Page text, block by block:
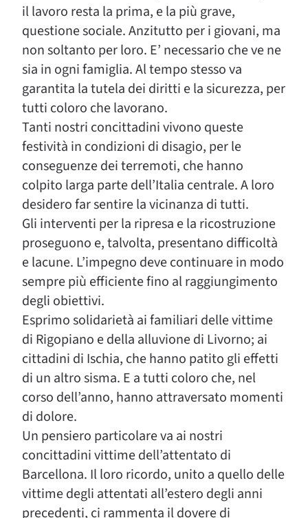
il lavoro resta la prima, e la più grave,
questione sociale. Anzitutto per i giovani, ma
non soltanto per loro. E’ necessario che ve ne
sia in ogni famiglia. Al tempo stesso va
garantita la tutela dei diritti e la sicurezza, per
tutti coloro che lavorano.
Tanti nostri concittadini vivono queste
festività in condizioni di disagio, per le
conseguenze dei terremoti, che hanno
colpito larga parte dell’Italia centrale. A loro
desidero far sentire la vicinanza di tutti.
Gli interventi per la ripresa e la ricostruzione
proseguono e, talvolta, presentano difficoltà
e lacune. L’impegno deve continuare in modo
sempre più efficiente fino al raggiungimento
degli obiettivi.
Esprimo solidarietà ai familiari delle vittime
di Rigopiano e della alluvione di Livorno; ai
cittadini di Ischia, che hanno patito gli effetti
di un altro sisma. E a tutti coloro che, nel
corso dell’anno, hanno attraversato momenti
di dolore.
Un pensiero particolare va ai nostri
concittadini vittime dell’attentato di
Barcellona. Il loro ricordo, unito a quello delle
vittime degli attentati all’estero degli anni
precedenti, ci rammenta il dovere di